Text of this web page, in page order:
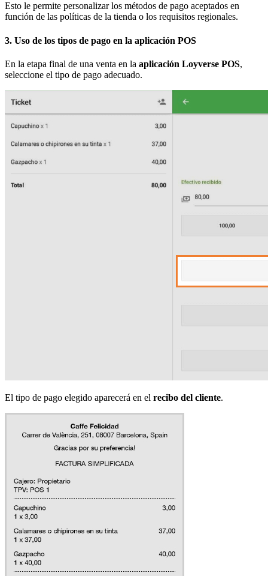
Esto le permite personalizar los métodos de pago aceptados en
función de las políticas de la tienda o los requisitos regionales.
3. Uso de los tipos de pago en la aplicación POS
En la etapa final de una venta en la aplicación Loyverse POS,
seleccione el tipo de pago adecuado.
El tipo de pago elegido aparecerá en el recibo del cliente.